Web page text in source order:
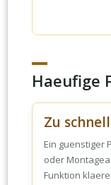
Haeufige
Zu
Ein guenstiger
oder
Funktion